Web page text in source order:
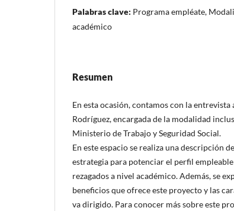
Palabras clave: Programa empléate,
académico
Resumen
En esta ocasión, contamos con la
Rodríguez, encargada de la modalidad
Ministerio de Trabajo y Seguridad Social.
En este espacio se realiza una descripción
estrategia para potenciar el perfil
rezagados a nivel académico. Además, se
beneficios que ofrece este proyecto y las
va dirigido. Para conocer más sobre este